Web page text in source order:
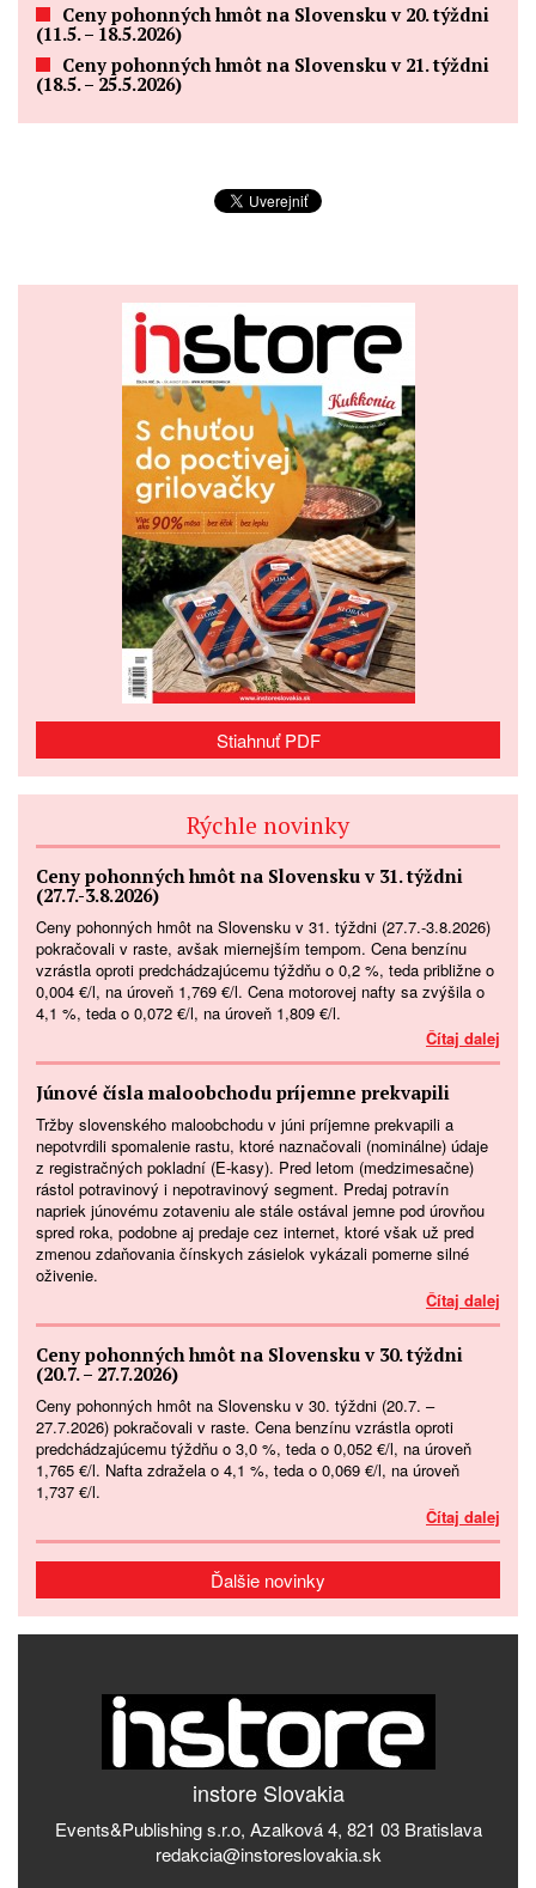
Ceny pohonných hmôt na Slovensku v 20. týždni
(11.5. – 18.5.2026)
Ceny pohonných hmôt na Slovensku v 21. týždni
(18.5. – 25.5.2026)
Stiahnuť PDF
Rýchle novinky
Ceny pohonných hmôt na Slovensku v 31. týždni
(27.7.-3.8.2026)
Ceny pohonných hmôt na Slovensku v 31. týždni (27.7.-3.8.2026)
pokračovali v raste, avšak miernejším tempom. Cena benzínu
vzrástla oproti predchádzajúcemu týždňu o 0,2 %, teda približne o
0,004 €/l, na úroveň 1,769 €/l. Cena motorovej nafty sa zvýšila o
4,1 %, teda o 0,072 €/l, na úroveň 1,809 €/l.
Čítaj dalej
Júnové čísla maloobchodu príjemne prekvapili
Tržby slovenského maloobchodu v júni príjemne prekvapili a
nepotvrdili spomalenie rastu, ktoré naznačovali (nominálne) údaje
z registračných pokladní (E-kasy). Pred letom (medzimesačne)
rástol potravinový i nepotravinový segment. Predaj potravín
napriek júnovému zotaveniu ale stále ostával jemne pod úrovňou
spred roka, podobne aj predaje cez internet, ktoré však už pred
zmenou zdaňovania čínskych zásielok vykázali pomerne silné
oživenie.
Čítaj dalej
Ceny pohonných hmôt na Slovensku v 30. týždni
(20.7. – 27.7.2026)
Ceny pohonných hmôt na Slovensku v 30. týždni (20.7. –
27.7.2026) pokračovali v raste. Cena benzínu vzrástla oproti
predchádzajúcemu týždňu o 3,0 %, teda o 0,052 €/l, na úroveň
1,765 €/l. Nafta zdražela o 4,1 %, teda o 0,069 €/l, na úroveň
1,737 €/l.
Čítaj dalej
Ďalšie novinky
instore Slovakia
Events&Publishing s.r.o, Azalková 4, 821 03 Bratislava
redakcia@instoreslovakia.sk